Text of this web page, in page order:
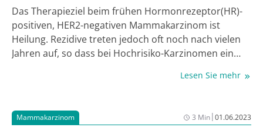
Das Therapieziel beim frühen Hormonrezeptor(HR)-
positiven, HER2-negativen Mammakarzinom ist
Heilung. Rezidive treten jedoch oft noch nach vielen
Jahren auf, so dass bei Hochrisiko-Karzinomen ein
Strategien besteht. Nach Abemaciclib zeigte nun auch
Therapie (ET) signifikante Vorteile beim Überleben
ohne invasive Erkrankung (IDFS).
Lesen Sie mehr
Mammakarzinom 3 Min|01.06.2023